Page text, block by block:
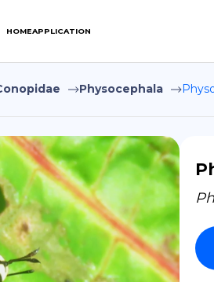
HOMEAPPLICATION
Terms of
Privacy
ES
Copiright © Niro
Physocephala